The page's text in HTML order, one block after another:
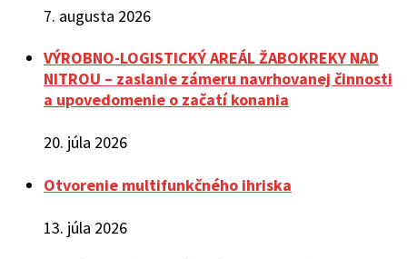
7. augusta 2026
VÝROBNO-LOGISTICKÝ AREÁL ŽABOKREKY NAD
NITROU – zaslanie zámeru navrhovanej činnosti
a upovedomenie o začatí konania
20. júla 2026
Otvorenie multifunkčného ihriska
13. júla 2026